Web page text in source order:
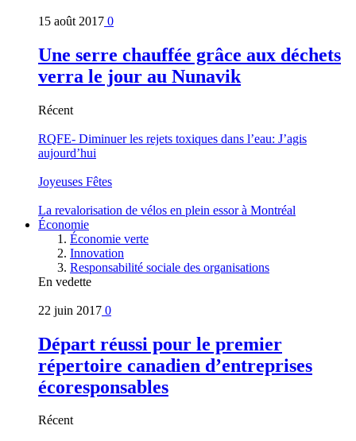
15 août 2017 0
Une serre chauffée grâce aux déchets
verra le jour au Nunavik
Récent
RQFE- Diminuer les rejets toxiques dans l’eau: J’agis
aujourd’hui
Joyeuses Fêtes
La revalorisation de vélos en plein essor à Montréal
Économie
Économie verte
Innovation
Responsabilité sociale des organisations
En vedette
22 juin 2017 0
Départ réussi pour le premier
répertoire canadien d’entreprises
écoresponsables
Récent